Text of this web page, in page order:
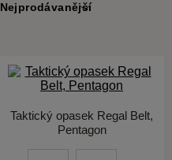
Nejprodávanější
Taktický opasek Regal Belt,
Pentagon